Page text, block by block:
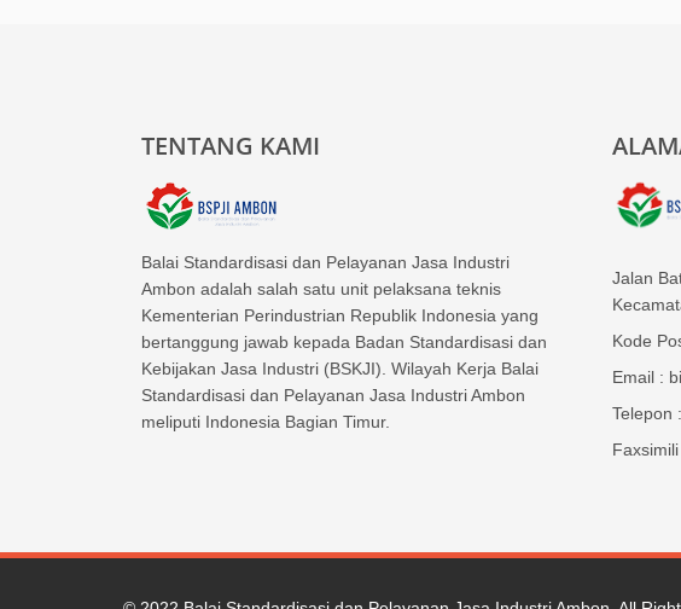
TENTANG KAMI
Balai Standardisasi dan Pelayanan Jasa Industri
Ambon adalah salah satu unit pelaksana teknis
Kementerian Perindustrian Republik Indonesia yang
bertanggung jawab kepada Badan Standardisasi dan
Kebijakan Jasa Industri (BSKJI). Wilayah Kerja Balai
Standardisasi dan Pelayanan Jasa Industri Ambon
meliputi Indonesia Bagian Timur.
Jalan
Kode
Email :
Telepon